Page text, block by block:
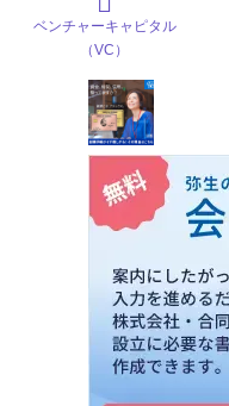
ベンチャーキャピタル
（VC）